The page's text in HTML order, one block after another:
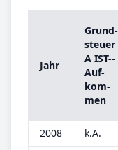
Jahr
Grund­
steu­er
A IST-­
Auf­
kom­
men
2008 k.A.